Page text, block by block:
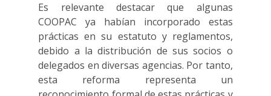
Es relevante destacar que algunas
COOPAC ya habían incorporado estas
prácticas en su estatuto y reglamentos,
debido a la distribución de sus socios o
delegados en diversas agencias. Por tanto,
esta reforma representa un